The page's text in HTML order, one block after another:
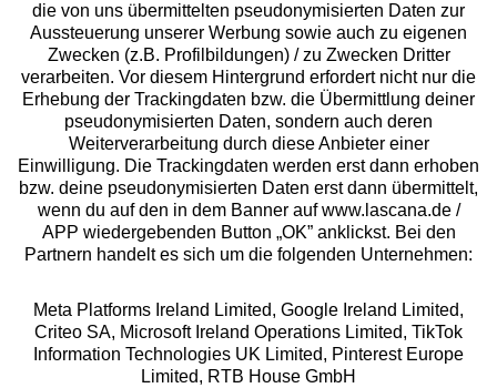
Services
Beratung
Über uns
Rechtliches
Alle Preise inkl. MwSt., zzgl.
Versandkosten
** Bonität vorausgesetzt, berechtigt zur Bonitätsprüfung
die von uns übermittelten pseudonymisierten Daten zur
Aussteuerung unserer Werbung sowie auch zu eigenen
Zwecken (z.B. Profilbildungen) / zu Zwecken Dritter
verarbeiten. Vor diesem Hintergrund erfordert nicht nur die
Erhebung der Trackingdaten bzw. die Übermittlung deiner
pseudonymisierten Daten, sondern auch deren
Weiterverarbeitung durch diese Anbieter einer
Einwilligung. Die Trackingdaten werden erst dann erhoben
bzw. deine pseudonymisierten Daten erst dann übermittelt,
wenn du auf den in dem Banner auf www.lascana.de /
APP wiedergebenden Button „OK” anklickst. Bei den
Partnern handelt es sich um die folgenden Unternehmen:
Meta Platforms Ireland Limited, Google Ireland Limited,
Criteo SA, Microsoft Ireland Operations Limited, TikTok
Information Technologies UK Limited, Pinterest Europe
Limited, RTB House GmbH